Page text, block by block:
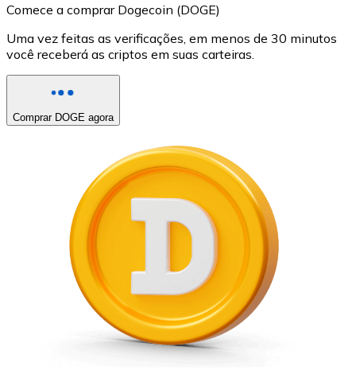
Comece a comprar Dogecoin (DOGE)
Uma vez feitas as verificações, em menos de 30 minutos
você receberá as criptos em suas carteiras.
Comprar DOGE agora